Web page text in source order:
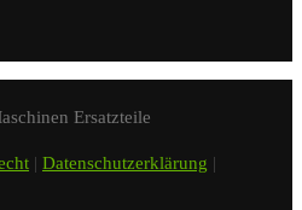
Ersatzteile
| Datenschutzerklärung |